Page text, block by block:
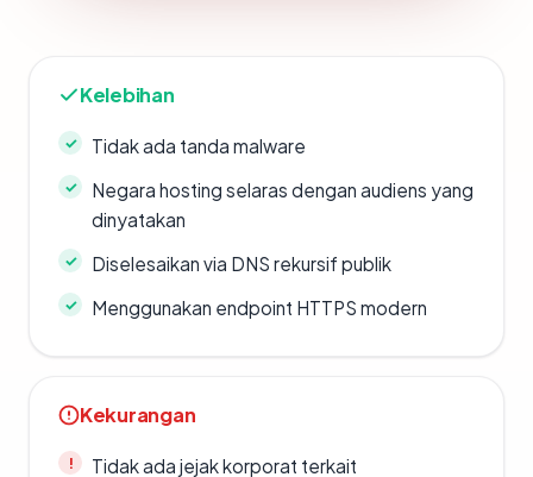
Kelebihan
Tidak ada tanda malware
Negara hosting selaras dengan audiens yang
dinyatakan
Diselesaikan via DNS rekursif publik
Menggunakan endpoint HTTPS modern
Kekurangan
Tidak ada jejak korporat terkait